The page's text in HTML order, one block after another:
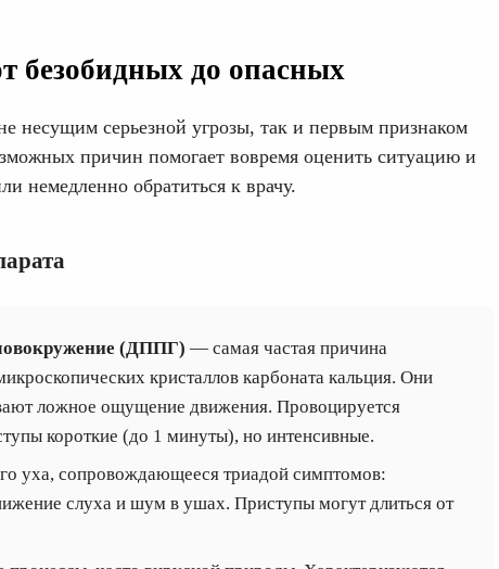
безобидных до опасных
несущим серьезной угрозы, так и первым признаком
причин помогает вовремя оценить ситуацию и
немедленно обратиться к врачу.
(ДППГ) — самая частая причина
кристаллов карбоната кальция. Они
ложное ощущение движения. Провоцируется
короткие (до 1 минуты), но интенсивные.
уха, сопровождающееся триадой симптомов:
слуха и шум в ушах. Приступы могут длиться от